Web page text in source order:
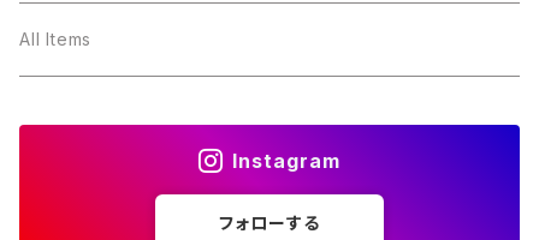
３月・アクアマリン
～10000円
All Items
Instagram
フォローする